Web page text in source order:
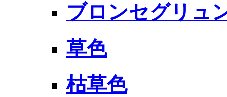
ブロンセグリュ
草色
枯草色